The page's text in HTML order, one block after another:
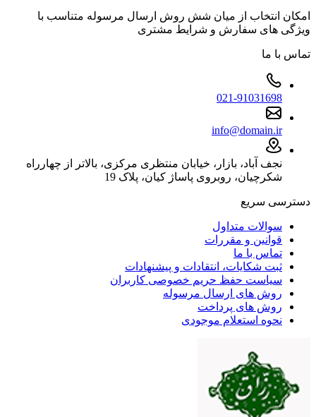
امکان انتخاب از میان شش روش ارسال مرسوله متناسب با
ویژگی های سفارش و شرایط مشتری
تماس با ما
021-91031698
info@domain.ir
نجف آباد، بازار، خیابان منتظری مرکزی، بالاتر از چهارراه
شکرچیان، روبروی پاساژ کیان، پلاک 19
دسترسی سریع
سوالات متداول
قوانین و مقررات
تماس با ما
ثبت شکایات، انتقادات و پیشنهادات
سیاست حفظ حریم خصوصی کاربران
روش های ارسال مرسوله
روش های پرداخت
نحوه استعلام موجودی